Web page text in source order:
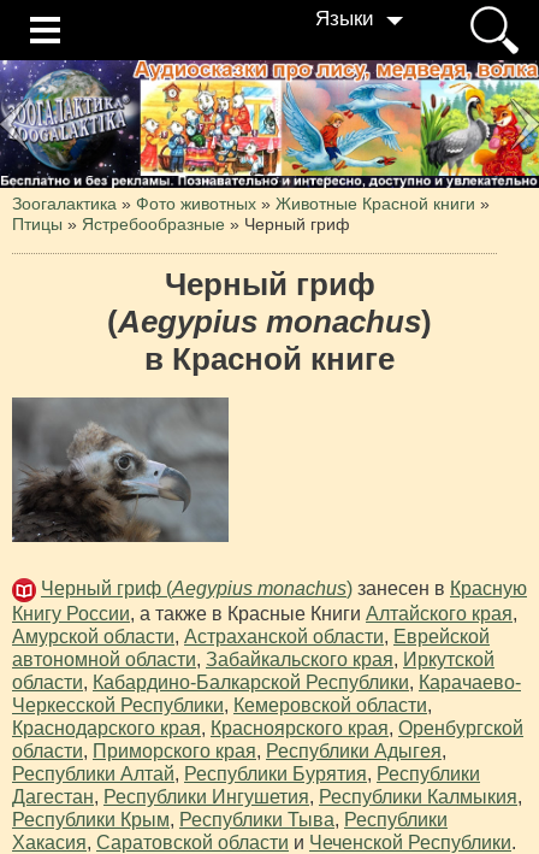
Языки
Зоогалактика » Фото животных » Животные Красной книги »
Птицы » Ястребообразные » Черный гриф
Черный гриф
(Aegypius monachus)
в Красной книге
Черный гриф (Aegypius monachus) занесен в Красную
Книгу России, а также в Красные Книги Алтайского края,
Амурской области, Астраханской области, Еврейской
автономной области, Забайкальского края, Иркутской
области, Кабардино-Балкарской Республики, Карачаево-
Черкесской Республики, Кемеровской области,
Краснодарского края, Красноярского края, Оренбургской
области, Приморского края, Республики Адыгея,
Республики Алтай, Республики Бурятия, Республики
Дагестан, Республики Ингушетия, Республики Калмыкия,
Республики Крым, Республики Тыва, Республики
Хакасия, Саратовской области и Чеченской Республики.